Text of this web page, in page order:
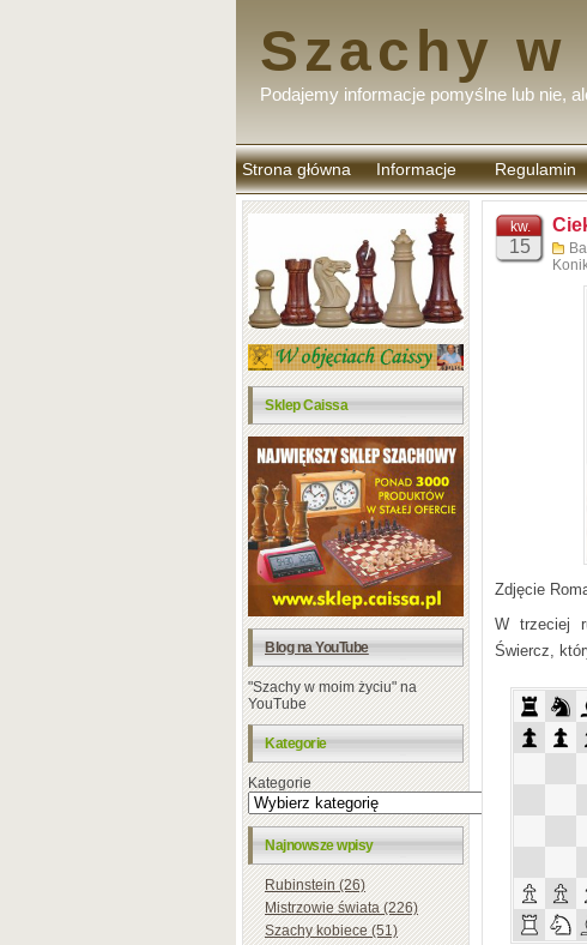
Szachy
Podajemy informacje pomyślne lub nie,
Strona główna Informacje Regulamin
komentarzy
Sklep Caissa
Blog na YouTube
"Szachy w moim życiu" na
YouTube
Kategorie
Kategorie
Najnowsze wpisy
Rubinstein (26)
Mistrzowie świata (226)
Szachy kobiece (51)
kw.
15
Zdjęcie
W trzeciej
Świercz,